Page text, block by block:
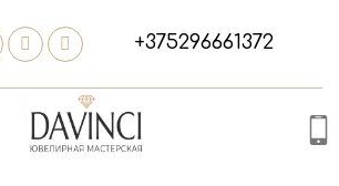
+375296661372